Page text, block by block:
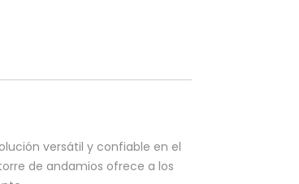
versátil y confiable en el
de andamios ofrece a los